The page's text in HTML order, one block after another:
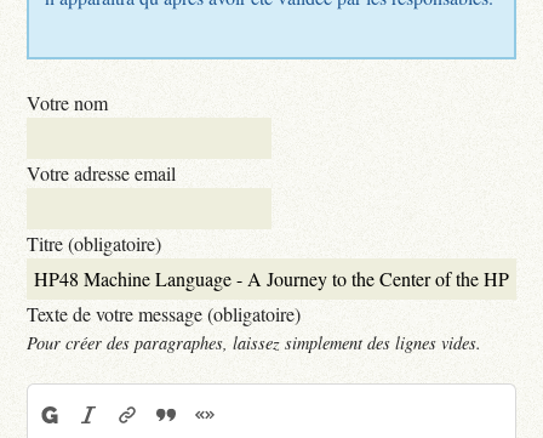
Votre nom
Votre adresse email
Titre (obligatoire)
Texte de votre message (obligatoire)
Pour créer des paragraphes, laissez simplement des lignes vides.